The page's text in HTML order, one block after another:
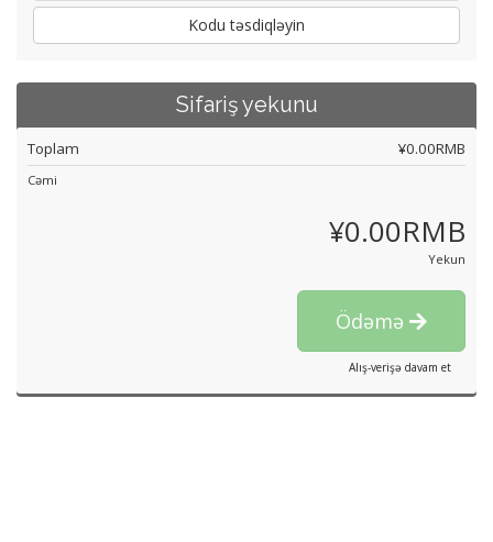
Kodu təsdiqləyin
Sifariş yekunu
Toplam ¥0.00RMB
Cəmi
¥0.00RMB
Yekun
Ödəmə
Alış-verişə davam et